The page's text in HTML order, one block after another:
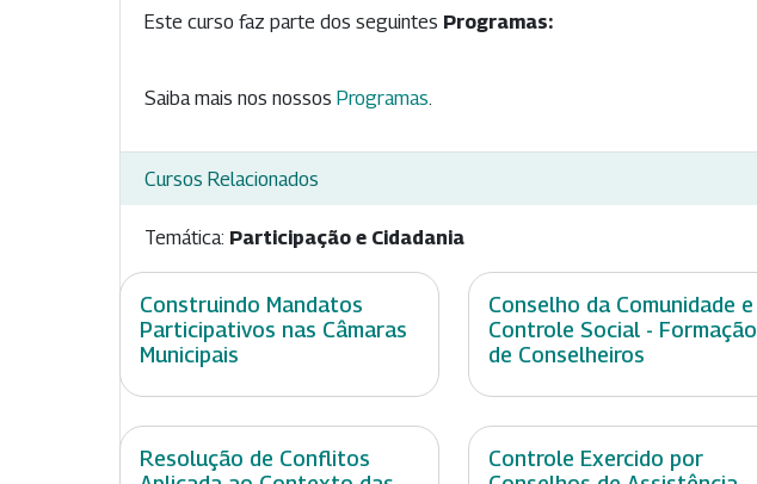
Este curso faz parte dos seguintes Programas:
Saiba mais nos nossos Programas.
Cursos Relacionados
Temática: Participação e Cidadania
Construindo Mandatos
Participativos nas Câmaras
Municipais
Conselho da Comunidade e
Controle Social - Formação
de Conselheiros
Resolução de Conflitos
Controle Exercido por